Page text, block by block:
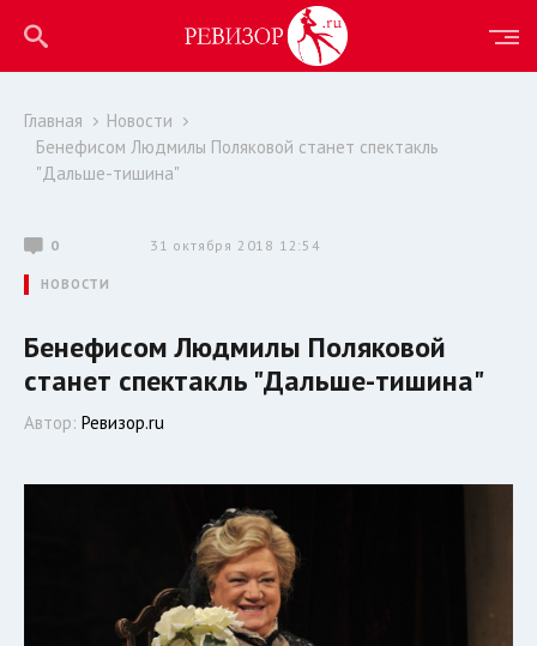
Главная
Новости
Бенефисом Людмилы Поляковой станет спектакль
"Дальше-тишина"
0 31 октября 2018 12:54
НОВОСТИ
Бенефисом Людмилы Поляковой
станет спектакль "Дальше-тишина"
Автор: Ревизор.ru